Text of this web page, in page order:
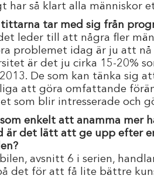
har så klart alla människor
tar med sig från
leder till att några fler
problemet idag är ju att
är det ju cirka 15-20%
De som kan tänka sig
att göra omfattande
som blir intresserade och
enkelt att anamma mer
är det lätt att ge upp efter
avsnitt 6 i serien,
det för att få lite bättre